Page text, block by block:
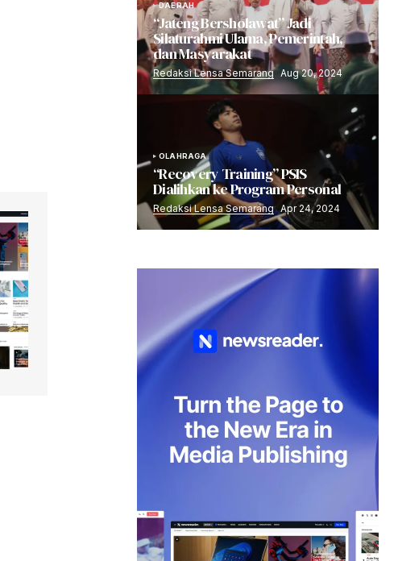
DAERAH
“Jateng Bersholawat” Jadi
Silaturahmi Ulama, Pemerintah,
dan Masyarakat
Redaksi Lensa Semarang Aug 20, 2024
OLAHRAGA
“Recovery Training” PSIS
Dialihkan ke Program Personal
Redaksi Lensa Semarang Apr 24, 2024